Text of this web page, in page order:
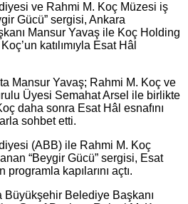
ve Rahmi M. Koç Müzesi iş
Gücü” sergisi, Ankara
Mansur Yavaş ile Koç Holding
katılımıyla Esat Hâl
Mansur Yavaş; Rahmi M. Koç ve
Üyesi Semahat Arsel ile birlikte
daha sonra Esat Hâl esnafını
sohbet etti.
(ABB) ile Rahmi M. Koç
“Beygir Gücü” sergisi, Esat
kapılarını açtı.
Büyükşehir Belediye Başkanı